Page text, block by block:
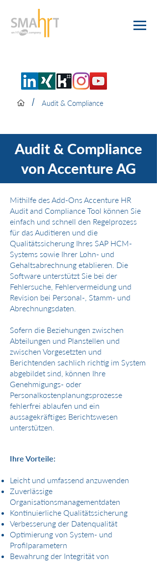
/ Audit & Compliance
Audit & Compliance
von Accenture AG
Mithilfe des Add-Ons Accenture HR
Audit and Compliance Tool können Sie
einfach und schnell den Regelprozess
für das Auditieren und die
Qualitätssicherung Ihres SAP HCM-
Systems sowie Ihrer Lohn- und
Gehaltsabrechnung etablieren. Die
Software unterstützt Sie bei der
Fehlersuche, Fehlervermeidung und
Revision bei Personal-, Stamm- und
Abrechnungsdaten.
Sofern die Beziehungen zwischen
Abteilungen und Planstellen und
zwischen Vorgesetzten und
Berichtenden sachlich richtig im System
abgebildet sind, können Ihre
Genehmigungs- oder
Personalkostenplanungsprozesse
fehlerfrei ablaufen und ein
aussagekräftiges Berichtswesen
unterstützen.
Ihre Vorteile:
Leicht und umfassend anzuwenden
Zuverlässige
Organisationsmanagementdaten
Kontinuierliche Qualitätssicherung
Verbesserung der Datenqualität
Optimierung von System- und
Profilparametern
Bewahrung der Integrität von